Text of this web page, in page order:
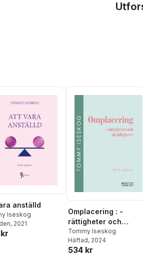
anställd
Iseskog
, 2021
Omplacering : -
rättigheter och
skyldigheter
Tommy Iseskog
Häftad, 2024
534 kr